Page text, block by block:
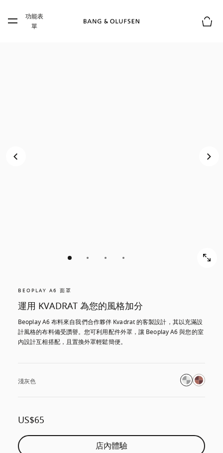
Skip to main footer
功能表
單
BEOPLAY A6 面罩
運用 KVADRAT 為您的風格加分
Beoplay A6 布料來自我們合作夥伴 Kvadrat 的客製設計，其以充滿設
計風格的布料備受讚譽。您可利用配件外罩，讓 Beoplay A6 與您的室
內設計互相搭配，且置換外罩輕鬆簡便。
淺灰色
US$65
店內體驗